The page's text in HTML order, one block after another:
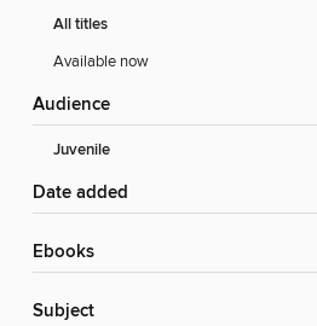
All titles
Available now
Audience
Juvenile
Date added
ebooks
Subject